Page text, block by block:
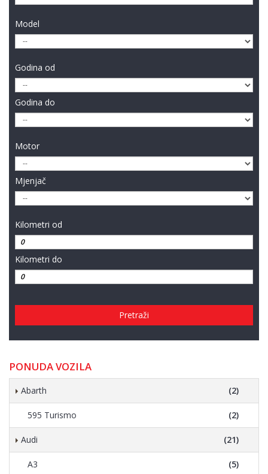
Model
Godina od
Godina do
Motor
Mjenjač
Kilometri od
Kilometri do
Pretraži
PONUDA VOZILA
Abarth (2)
595 Turismo (2)
Audi (21)
A3 (5)